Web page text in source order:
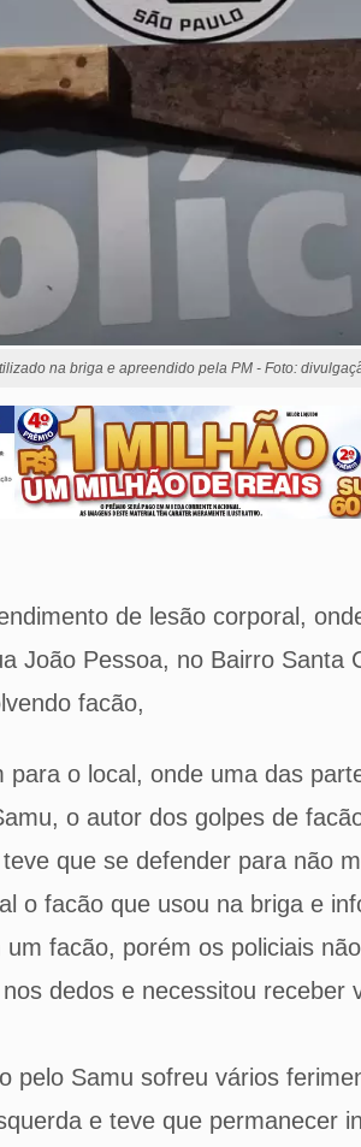
na briga e apreendido pela PM - Foto:
de lesão corporal,
João Pessoa, no Bairro Santa
facão,
para o local, onde uma das
o autor dos golpes de
que se defender para não
o facão que usou na briga e
facão, porém os policiais
dedos e necessitou receber
pelo Samu sofreu vários
e teve que permanecer